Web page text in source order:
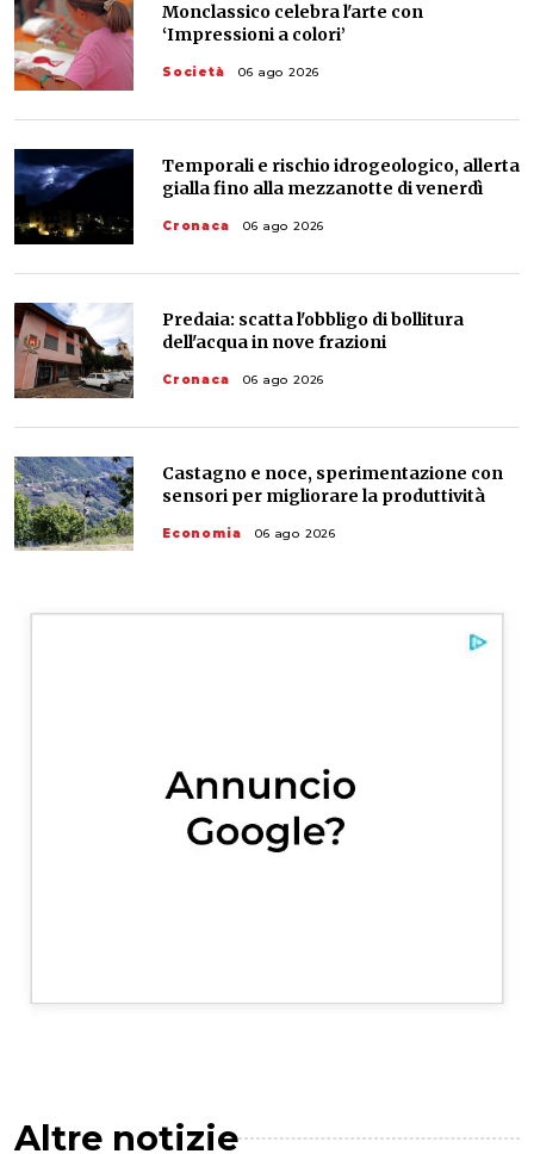
Monclassico celebra l'arte con
‘Impressioni a colori’
Società 06 ago 2026
Temporali e rischio idrogeologico, allerta
gialla fino alla mezzanotte di venerdì
Cronaca 06 ago 2026
Predaia: scatta l'obbligo di bollitura
dell'acqua in nove frazioni
Cronaca 06 ago 2026
Castagno e noce, sperimentazione con
sensori per migliorare la produttività
Economia 06 ago 2026
Altre notizie